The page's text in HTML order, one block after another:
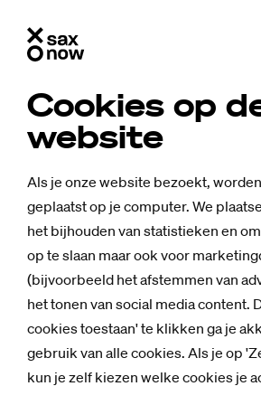
Cookies op
website
Als je onze website bezoekt,
geplaatst op je computer. We
het bijhouden van statistieken en
op te slaan maar ook voor
(bijvoorbeeld het afstemmen van
het tonen van social media content.
cookies toestaan' te klikken ga je
gebruik van alle cookies. Als je op
kun je zelf kiezen welke cookies je